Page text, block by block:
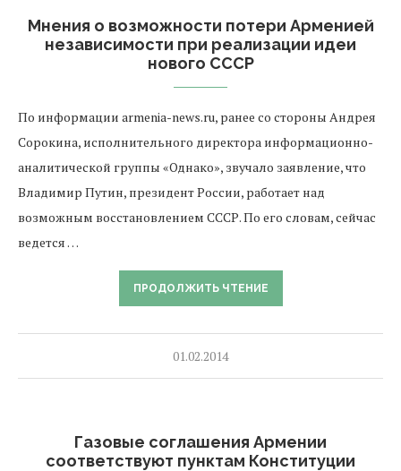
Мнения о возможности потери Арменией
независимости при реализации идеи
нового СССР
По информации armenia-news.ru, ранее со стороны Андрея
Сорокина, исполнительного директора информационно-
аналитической группы «Однако», звучало заявление, что
Владимир Путин, президент России, работает над
возможным восстановлением СССР. По его словам, сейчас
ведется …
ПРОДОЛЖИТЬ ЧТЕНИЕ
01.02.2014
Газовые соглашения Армении
соответствуют пунктам Конституции